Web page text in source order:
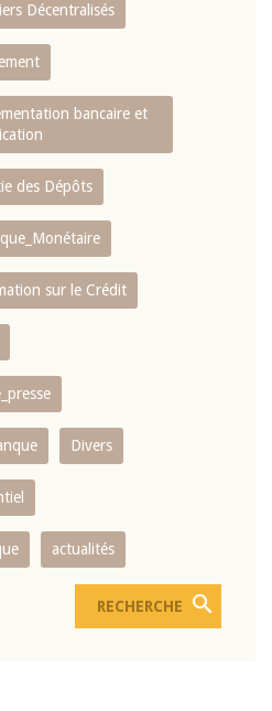
Décentralisés
bancaire et
des Dépôts
sur le Crédit
Divers
actualités